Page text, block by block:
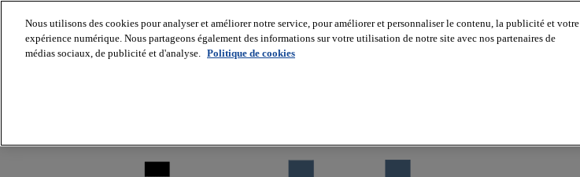
About us
Nous utilisons des cookies pour analyser et améliorer notre service, pour améliorer et personnaliser le contenu, la publicité et votre
expérience numérique. Nous partageons également des informations sur votre utilisation de notre site avec nos partenaires de
médias sociaux, de publicité et d'analyse. Politique de cookies